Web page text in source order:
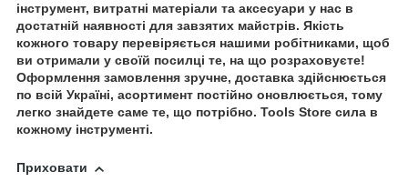
інструмент, витратні матеріали та аксесуари у нас в
достатній наявності для завзятих майстрів. Якість
кожного товару перевіряється нашими робітниками, щоб
ви отримали у своїй посилці те, на що розраховуєте!
Оформлення замовлення зручне, доставка здійснюється
по всій Україні, асортимент постійно оновлюється, тому
легко знайдете саме те, що потрібно. Tools Store сила в
кожному інструменті.
Приховати